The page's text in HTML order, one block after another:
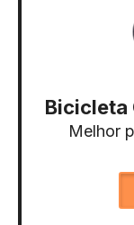
Bicicleta
Melhor